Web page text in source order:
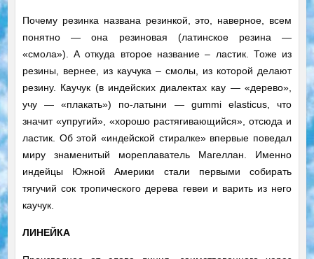
Почему резинка названа резинкой, это, наверное, всем
понятно — она резиновая (латинское резина —
«смола»). А откуда второе название – ластик. Тоже из
резины, вернее, из каучука – смолы, из которой делают
резину. Каучук (в индейских диалектах кау — «дерево»,
учу — «плакать») по-латыни — gummi elasticus, что
значит «упругий», «хорошо растягивающийся», отсюда и
ластик. Об этой «индейской стиралке» впервые поведал
миру знаменитый мореплаватель Магеллан. Именно
индейцы Южной Америки стали первыми собирать
тягучий сок тропического дерева гевеи и варить из него
каучук.
ЛИНЕЙКА